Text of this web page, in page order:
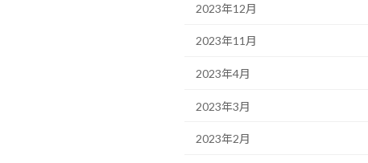
2023年12月
2023年11月
2023年4月
2023年3月
2023年2月